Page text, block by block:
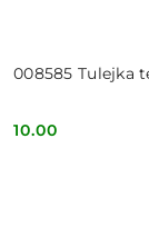
008585 Tulejka
Cena:
10.00